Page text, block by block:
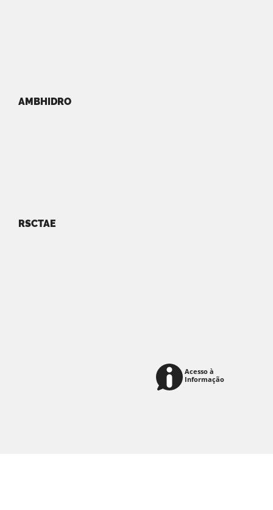
AMBHIDRO
RSCTAE